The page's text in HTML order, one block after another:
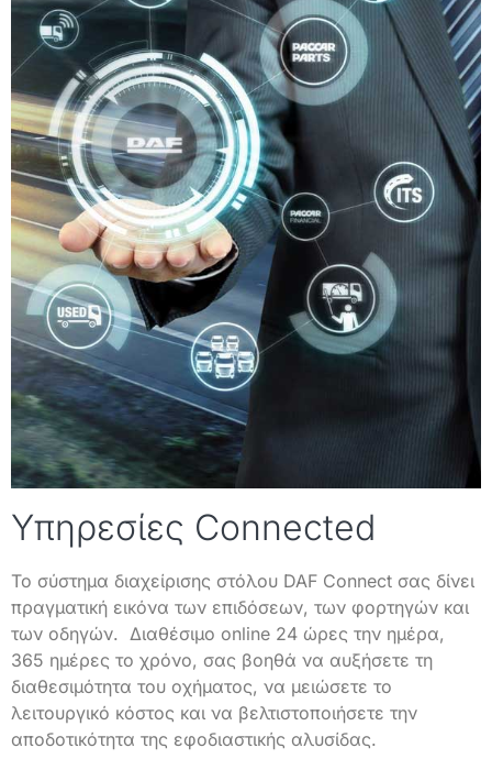
Υπηρεσίες Connected
Το σύστημα διαχείρισης στόλου DAF Connect σας δίνει
πραγματική εικόνα των επιδόσεων, των φορτηγών και
των οδηγών. Διαθέσιμο online 24 ώρες την ημέρα,
365 ημέρες το χρόνο, σας βοηθά να αυξήσετε τη
διαθεσιμότητα του οχήματος, να μειώσετε το
λειτουργικό κόστος και να βελτιστοποιήσετε την
αποδοτικότητα της εφοδιαστικής αλυσίδας.